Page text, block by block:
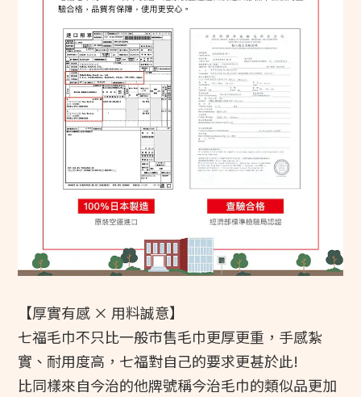
【厚實有感 × 用料誠意】
七福毛巾不只比一般市售毛巾更厚更重，手感紮
實、耐用度高，七福對自己的要求更甚於此!
比同樣來自今治的他牌號稱今治毛巾的類似品更加